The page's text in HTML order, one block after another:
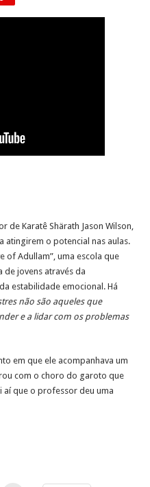
de Karatê Shärath Jason Wilson,
atingirem o potencial nas aulas.
of Adullam”, uma escola que
jovens através da
estabilidade emocional. Há
não são aqueles que
e a lidar com os problemas
em que ele acompanhava um
com o choro do garoto que
que o professor deu uma